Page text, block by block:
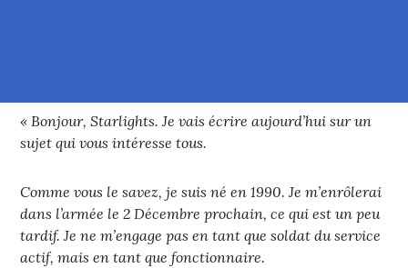
« Bonjour, Starlights. Je vais écrire aujourd’hui sur un
sujet qui vous intéresse tous.
Comme vous le savez, je suis né en 1990. Je m’enrôlerai
dans l’armée le 2 Décembre prochain, ce qui est un peu
tardif. Je ne m’engage pas en tant que soldat du service
actif, mais en tant que fonctionnaire.